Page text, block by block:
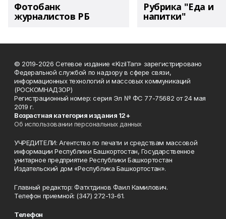
Фотобанк
журналистов РБ
Рубрика "Еда и
напитки"
© 2019-2026 Сетевое издание «KizilTan» зарегистрировано
Федеральной службой по надзору в сфере связи,
информационных технологий и массовых коммуникаций
(РОСКОМНАДЗОР)
Регистрационный номер: серия Эл № ФС 77-75682 от 24 мая
2019 г.
Возрастная категория издания 12+
Об использовании персональных данных
УЧРЕДИТЕЛИ: Агентство по печати и средствам массовой
информации Республики Башкортостан, Государственное
унитарное предприятие Республики Башкортостан
Издательский дом «Республика Башкортостан».
Главный редактор: Фатхтдинов Фаил Камилович.
Телефон приемной: (347) 272-13-61.
Телефон